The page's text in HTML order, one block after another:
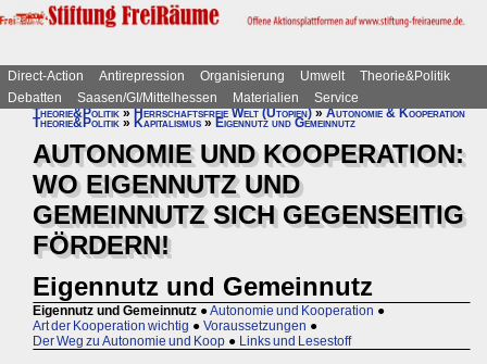
Direct-Action Antirepression Organisierung Umwelt
Theorie&Politik
Debatten
Saasen/GI/Mittelhessen Materialien
Service
Theorie&Politik»Herrschaftsfreie Welt (Utopien)»Autonomie & Kooperation
Theorie&Politik » Kapitalismus » Eigennutz und Gemeinnutz
AUTONOMIE UND KOOPERATION:
WO EIGENNUTZ UND
GEMEINNUTZ SICH GEGENSEITIG
FÖRDERN!
Eigennutz und Gemeinnutz
Eigennutz und Gemeinnutz ●Autonomie und Kooperation ●
Art der Kooperation wichtig ● Voraussetzungen ●
Der Weg zu Autonomie und Koop ● Links und Lesestoff